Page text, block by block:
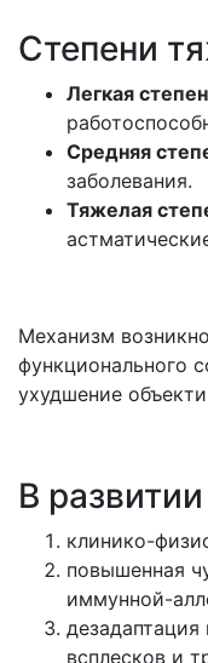
Степени
Легкая
Средняя
заболевания.
Тяжелая
Механизм
функционального
ухудшение
В
клинико-
повышенная
иммунной-
всплесков и